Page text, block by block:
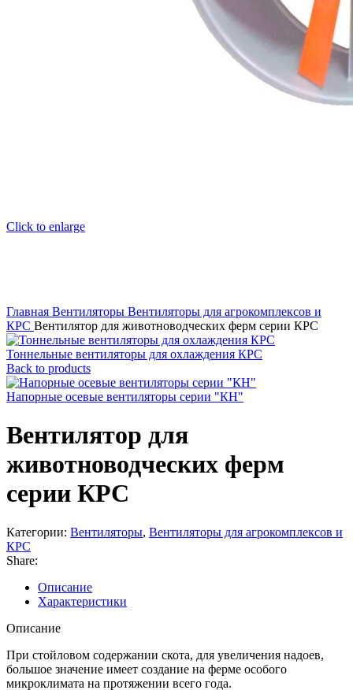
Click to enlarge
Главная Вентиляторы Вентиляторы для агрокомплексов и
КРС Вентилятор для животноводческих ферм серии КРС
Тоннельные вентиляторы для охлаждения КРС
Back to products
Напорные осевые вентиляторы серии "КН"
Вентилятор для
животноводческих ферм
серии КРС
Категории: Вентиляторы, Вентиляторы для агрокомплексов и
КРС
Share:
Описание
Характеристики
Описание
При стойловом содержании скота, для увеличения надоев,
большое значение имеет создание на ферме особого
микроклимата на протяжении всего года.